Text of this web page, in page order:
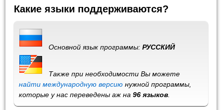
Какие языки поддерживаются?
Основной язык программы:РУССКИЙ
Также при необходимости Вы можете
найти международную версию нужной программы,
которые у нас переведены аж на96 языков